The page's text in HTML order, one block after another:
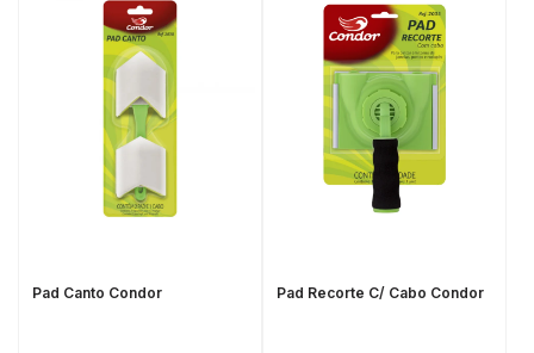
Pad Canto Condor Pad Recorte C/ Cabo Condor